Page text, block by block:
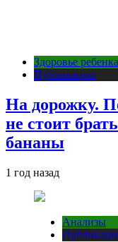
Здоровье ребенка
Публикации
На дорожку.
не стоит
бананы
1 год назад
Анализы